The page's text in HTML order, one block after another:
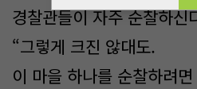
경찰관들이 자주 순찰하신
“그렇게 크진 않대도.
이 마을 하나를 순찰하려